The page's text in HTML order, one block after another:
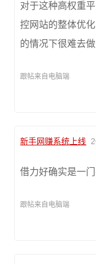
对于这种高权重
控网站的整体优
的情况下很难去
跟帖来自电脑端
新手网赚系统上线
借力好确实是一门
跟帖来自电脑端